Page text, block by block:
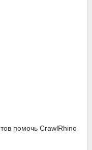
помочь CrawlRhino